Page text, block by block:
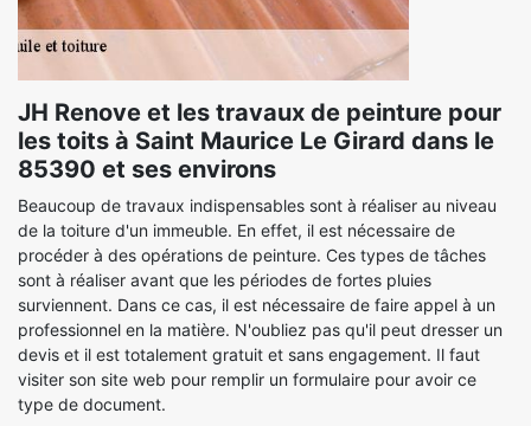
JH Renove et les travaux de peinture pour
les toits à Saint Maurice Le Girard dans le
85390 et ses environs
Beaucoup de travaux indispensables sont à réaliser au niveau
de la toiture d'un immeuble. En effet, il est nécessaire de
procéder à des opérations de peinture. Ces types de tâches
sont à réaliser avant que les périodes de fortes pluies
surviennent. Dans ce cas, il est nécessaire de faire appel à un
professionnel en la matière. N'oubliez pas qu'il peut dresser un
devis et il est totalement gratuit et sans engagement. Il faut
visiter son site web pour remplir un formulaire pour avoir ce
type de document.